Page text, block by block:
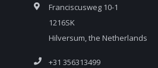
Franciscusweg 10-1
1216SK
Hilversum, the Netherlands
+31 356313499